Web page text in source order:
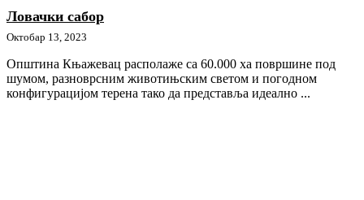
Ловачки сабор
Октобар 13, 2023
Општина Књажевац располаже са 60.000 ха површине под
шумом, разноврсним животињским светом и погодном
конфигурацијом терена тако да представља идеално ...